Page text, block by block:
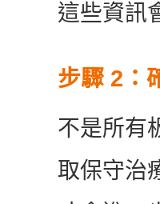
這些資訊
步驟 2：
不是所有
取保守治